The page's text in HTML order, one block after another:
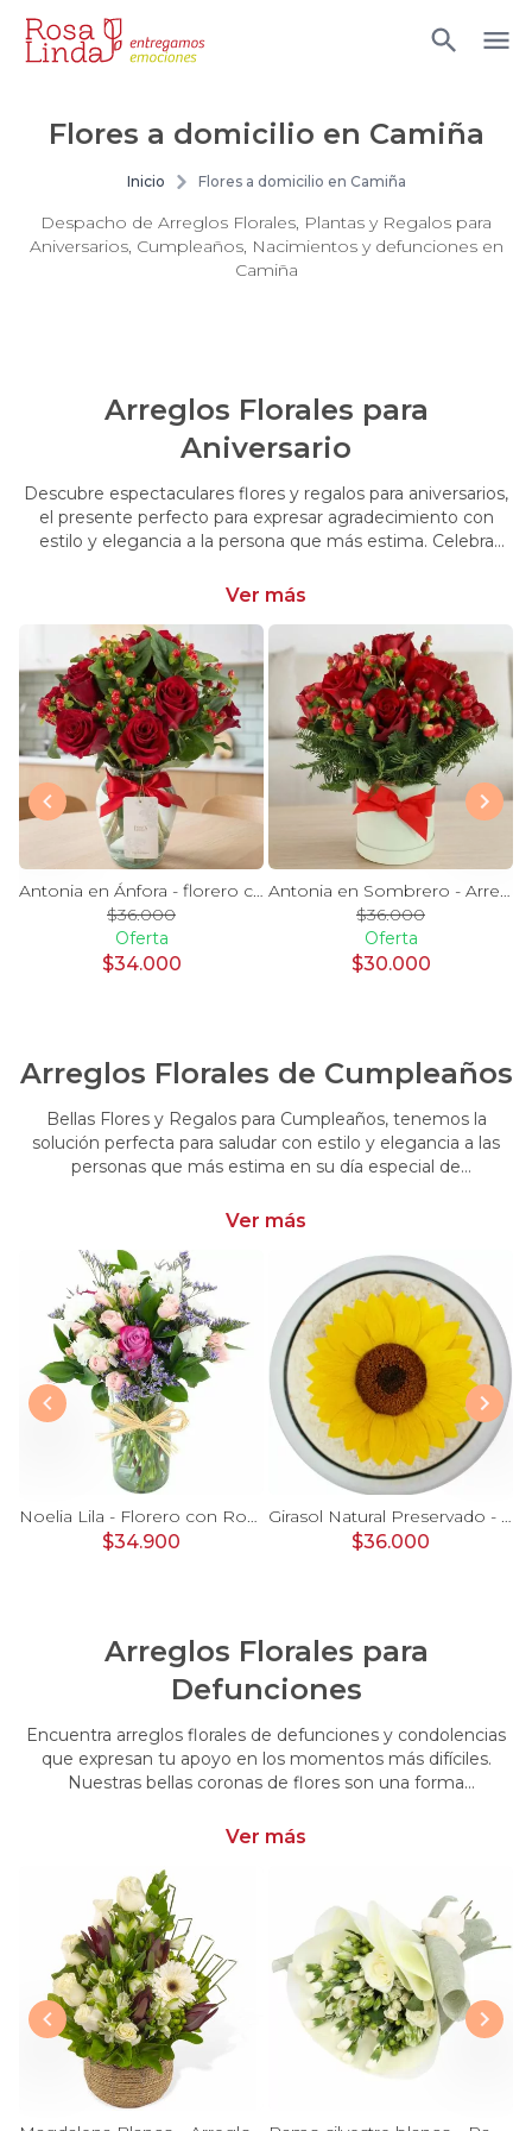
Flores a domicilio en Camiña
Inicio Flores a domicilio en Camiña
Despacho de Arreglos Florales, Plantas y Regalos para
Aniversarios, Cumpleaños, Nacimientos y defunciones en
Camiña
Arreglos Florales para
Aniversario
Descubre espectaculares flores y regalos para aniversarios,
el presente perfecto para expresar agradecimiento con
estilo y elegancia a la persona que más estima. Celebra
significativa.
Ver más
Antonia en Ánfora - florero con 9 rosas rojo e hypericum
$36.000
Oferta
$34.000
Antonia en Sombrero - Arreglo 9 rosas rojo e hypericum
$36.000
Oferta
$30.000
Arreglos Florales de Cumpleaños
Bellas Flores y Regalos para Cumpleaños, tenemos la
solución perfecta para saludar con estilo y elegancia a las
personas que más estima en su día especial de
para cumpleaños
Ver más
Noelia Lila - Florero con Rosas, mini rosas, mini claveles y limonium
$34.900
Girasol Natural Preservado - girasol preservado en pecera vidrio con piedrecitas
$36.000
Arreglos Florales para
Defunciones
Encuentra arreglos florales de defunciones y condolencias
que expresan tu apoyo en los momentos más difíciles.
Nuestras bellas coronas de flores son una forma
momentos de pérdida.
Ver más